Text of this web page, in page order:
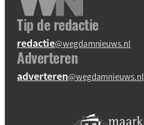
Tip de redactie
redactie@wegdamnieuws.nl
Adverteren
adverteren@wegdamnieuws.nl